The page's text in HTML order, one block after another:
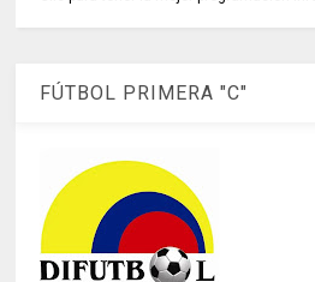
FÚTBOL PRIMERA "C"